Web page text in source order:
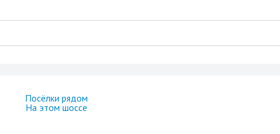
Посёлки рядом
На этом шоссе